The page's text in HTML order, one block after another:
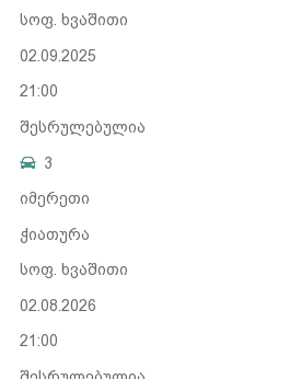
სოფ. ხვაშითი
02.09.2025
21:00
შესრულებულია
3
იმერეთი
ჭიათურა
სოფ. ხვაშითი
02.08.2026
21:00